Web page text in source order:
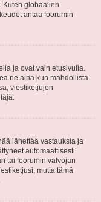
Kuten globaalien
antaa foorumin
ja ovat vain etusivulla.
ne aina kun mahdollista.
viestiketjujen
lähettää vastauksia ja
automaattisesti.
tai foorumin valvojan
mutta tämä